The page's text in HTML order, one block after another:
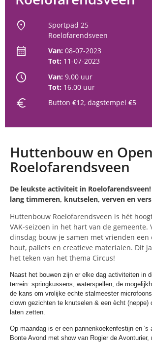
location_on
Sportpad 25
Roelofarendsveen
calendar_month Van: 08-07-2023
Tot: 11-07-2023
schedule Van: 9.00 uur
Tot: 16.00 uur
euro Button €12, dagstempel €5
Huttenbouw en
Roelofarendsveen
De leukste activiteit in
lang timmeren, knutselen, verven en
Huttenbouw Roelofarendsveen is hét
VAK-seizoen in het hart van de gemeente.
dinsdag bouw je samen met vrienden een
hout, pallets en creatieve materialen. Dit
het teken van het thema Circus!
Naast het bouwen zijn er elke dag activiteiten in
terrein: springkussens, waterspellen, de
de kans om vrolijke echte stalmeester
clown gezichten te knutselen & een ècht (neppe)
laten zetten.
Op maandag is er een pannenkoekenfestijn en 's
Bonte Avond met show van Rogier de Avonturier,